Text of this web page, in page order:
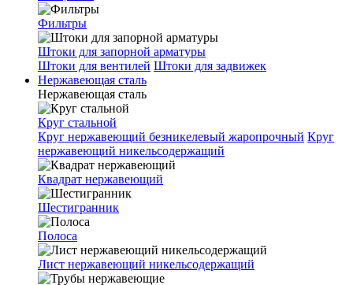
Фильтры
Штоки для запорной арматуры
Штоки для вентилей Штоки для задвижек
Нержавеющая сталь
Нержавеющая сталь
Круг стальной
Круг нержавеющий безникелевый жаропрочный Круг
нержавеющий никельсодержащий
Квадрат нержавеющий
Шестигранник
Полоса
Лист нержавеющий никельсодержащий